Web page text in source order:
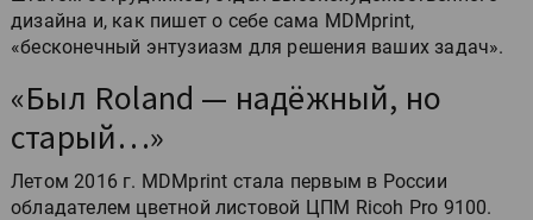
дизайна и, как пишет о себе сама MDMprint,
«бесконечный энтузиазм для решения ваших задач».
«Был Roland — надёжный, но
старый…»
Летом 2016 г. MDMprint стала первым в России
обладателем цветной листовой ЦПМ Ricoh Pro 9100.